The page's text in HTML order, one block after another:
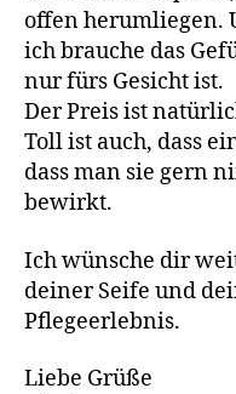
offen herumliegen.
ich brauche das
nur fürs Gesicht ist.
Der Preis ist
Toll ist auch, dass
dass man sie gern
bewirkt.
Ich wünsche dir
deiner Seife und
Pflegeerlebnis.
Liebe Grüße